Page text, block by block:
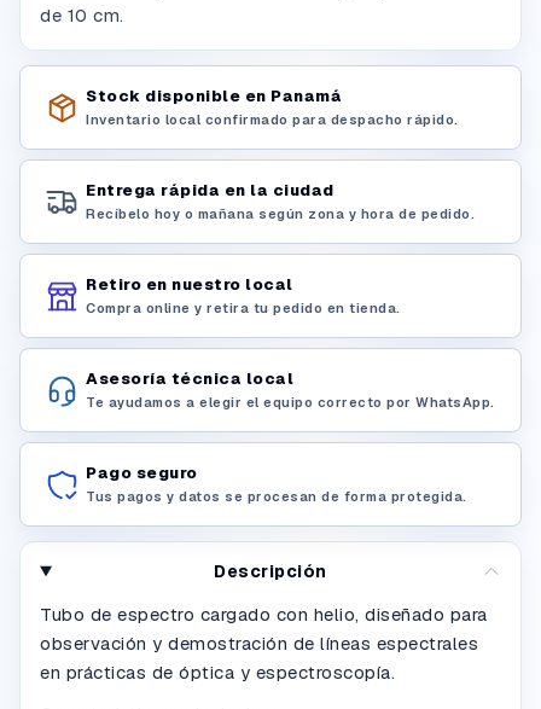
de 10 cm.
Stock disponible en Panamá
Inventario local confirmado para despacho rápido.
Entrega rápida en la ciudad
Recíbelo hoy o mañana según zona y hora de pedido.
Retiro en nuestro local
Compra online y retira tu pedido en tienda.
Asesoría técnica local
Te ayudamos a elegir el equipo correcto por WhatsApp.
Pago seguro
Tus pagos y datos se procesan de forma protegida.
Descripción
Tubo de espectro cargado con helio, diseñado para
observación y demostración de líneas espectrales
en prácticas de óptica y espectroscopía.